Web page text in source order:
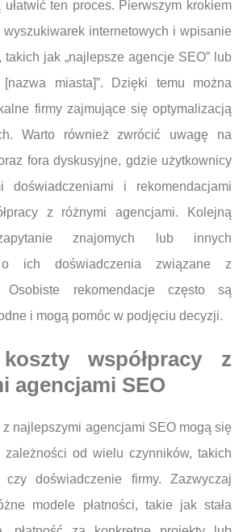
ułatwić ten proces. Pierwszym krokiem
internetowych i wpisanie
jak „najlepsze agencje SEO” lub
miasta]”. Dzięki temu można
firmy zajmujące się optymalizacją
Warto również zwrócić uwagę na
fora dyskusyjne, gdzie użytkownicy
i rekomendacjami
z różnymi agencjami. Kolejną
znajomych lub innych
o ich doświadczenia związane z
Osobiste rekomendacje często są
i mogą pomóc w podjęciu decyzji.
współpracy z
agencjami SEO
z najlepszymi agencjami SEO mogą się
od wielu czynników, takich
doświadczenie firmy. Zazwyczaj
modele płatności, takie jak stała